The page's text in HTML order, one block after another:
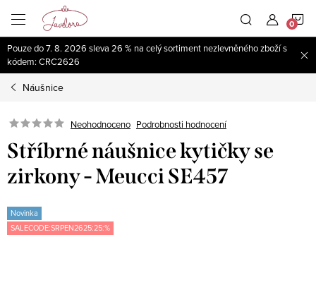
obsah
Pouze do 7. 8. 2026 sleva 26 % na celý sortiment nezlevněného zboží s
kódem: CRC2626
Náušnice
Neohodnoceno Podrobnosti hodnocení
Stříbrné náušnice kytičky se
zirkony - Meucci SE457
Novinka
SALECODE:SRPEN2625:25:%